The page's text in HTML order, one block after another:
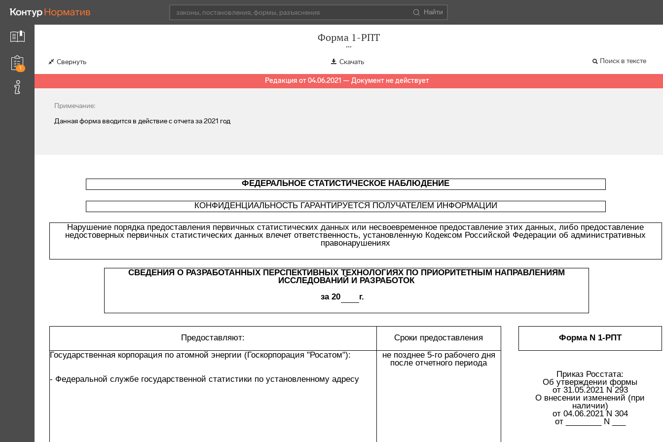
Найти
1
Форма 1-РПТ
Свернуть Скачать Поиск в тексте
Редакция от 04.06.2021 — Документ не действует
Примечание:
Данная форма вводится в действие с отчета за 2021 год
ФЕДЕРАЛЬНОЕ СТАТИСТИЧЕСКОЕ НАБЛЮДЕНИЕ
КОНФИДЕНЦИАЛЬНОСТЬ ГАРАНТИРУЕТСЯ ПОЛУЧАТЕЛЕМ ИНФОРМАЦИИ
Нарушение порядка предоставления первичных статистических данных или несвоевременное предоставление этих данных, либо предоставление
недостоверных первичных статистических данных влечет ответственность, установленную Кодексом Российской Федерации об административных
правонарушениях
СВЕДЕНИЯ О РАЗРАБОТАННЫХ ПЕРСПЕКТИВНЫХ ТЕХНОЛОГИЯХ ПО ПРИОРИТЕТНЫМ НАПРАВЛЕНИЯМ
ИССЛЕДОВАНИЙ И РАЗРАБОТОК
за 20
г.
Предоставляют: Сроки предоставления
Форма N 1-РПТ
Государственная корпорация по атомной энергии (Госкорпорация "Росатом"):
не позднее 5-го рабочего дня
после отчетного периода
Приказ Росстата:
Об утверждении формы
от 31.05.2021 N 293
О внесении изменений (при
наличии)
от 04.06.2021 N 304
от ________ N ___
- Федеральной службе государственной статистики по установленному адресу